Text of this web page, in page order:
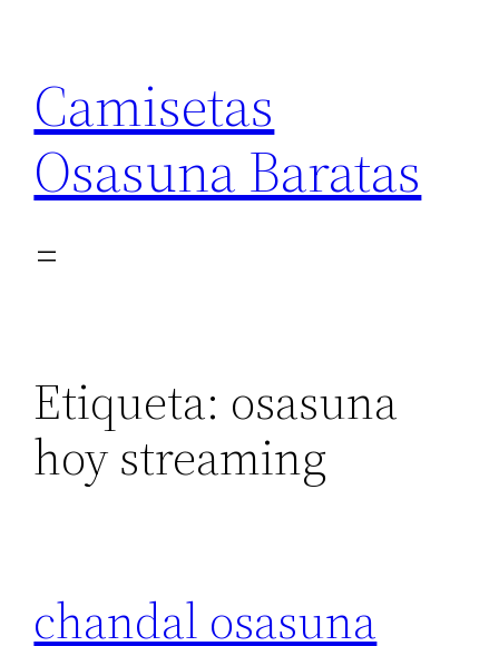
contenido
Camisetas
Osasuna Baratas
Etiqueta: osasuna
hoy streaming
chandal osasuna